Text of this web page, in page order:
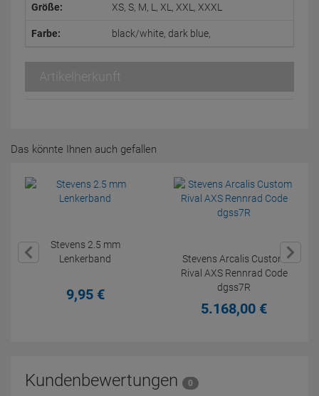
Größe: XS, S, M, L, XL, XXL, XXXL
Farbe: black/white, dark blue,
Artikelherkunft
Das könnte Ihnen auch gefallen
Stevens 2.5 mm
Lenkerband
9,95 €
Stevens Arcalis Custom
Rival AXS Rennrad Code
dgss7R
5.168,00 €
Kundenbewertungen 0